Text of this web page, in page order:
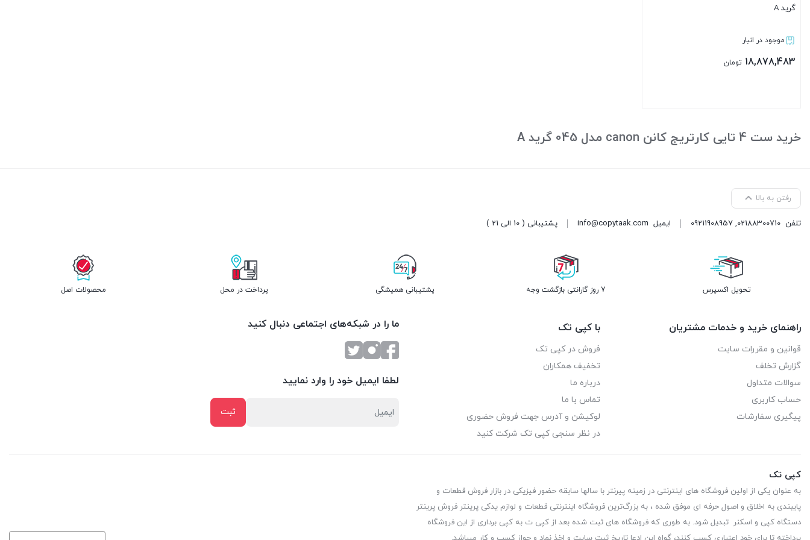
گرید A
موجود در انبار
18,878,483 تومان
خرید ست 4 تایی کارتریج کانن canon مدل 045 گرید A
رفتن به بالا
تلفن 02188300710
,
09211908957 ایمیل info@copytaak.com پشتیبانی ( 10 الی 21 )
تحویل اکسپرس 7 روز گارانتی بازگشت وجه پشتیبانی همیشگی پرداخت در محل محصولات اصل
راهنمای خرید و خدمات مشتریان
قوانین و مقررات سایت
گزارش تخلف
سوالات متداول
حساب کاربری
پیگیری سفارشات
با کپی تک
فروش در کپی تک
تخفیف همکاران
درباره ما
تماس با ما
لوکیشن و آدرس جهت فروش حضوری
در نظر سنجی کپی تک شرکت کنید
ما را در شبکه‌های اجتماعی دنبال کنید
لطفا ایمیل خود را وارد نمایید
کپی تک
به عنوان یکی از اولین فروشگاه های اینترنتی در زمینه پیرنتر با سالها سابقه حضور فیزیکی در بازار فروش قطعات و
پایبندی به اخلاق و اصول حرفه ای موفق شده ، به بزرگ‌ترین فروشگاه اینترنتی قطعات و لوازم یدکی پرینتر فروش پرینتر
دستگاه کپی و اسکنر تبدیل شود. به طوری که فروشگاه های ثبت شده بعد از کپی ت به کپی برداری از این فروشگاه